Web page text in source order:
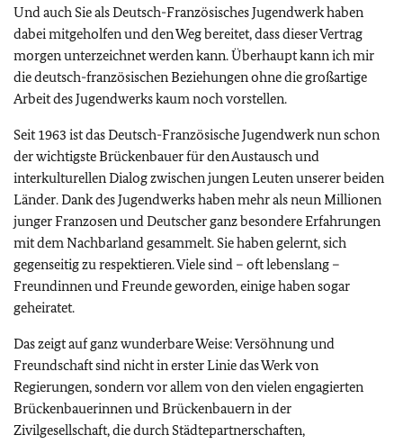
Und auch Sie als Deutsch-Französisches Jugendwerk haben
dabei mitgeholfen und den Weg bereitet, dass dieser Vertrag
morgen unterzeichnet werden kann. Überhaupt kann ich mir
die deutsch-französischen Beziehungen ohne die großartige
Arbeit des Jugendwerks kaum noch vorstellen.
Seit 1963 ist das Deutsch-Französische Jugendwerk nun schon
der wichtigste Brückenbauer für den Austausch und
interkulturellen Dialog zwischen jungen Leuten unserer beiden
Länder. Dank des Jugendwerks haben mehr als neun Millionen
junger Franzosen und Deutscher ganz besondere Erfahrungen
mit dem Nachbarland gesammelt. Sie haben gelernt, sich
gegenseitig zu respektieren. Viele sind – oft lebenslang –
Freundinnen und Freunde geworden, einige haben sogar
geheiratet.
Das zeigt auf ganz wunderbare Weise: Versöhnung und
Freundschaft sind nicht in erster Linie das Werk von
Regierungen, sondern vor allem von den vielen engagierten
Brückenbauerinnen und Brückenbauern in der
Zivilgesellschaft, die durch Städtepartnerschaften,